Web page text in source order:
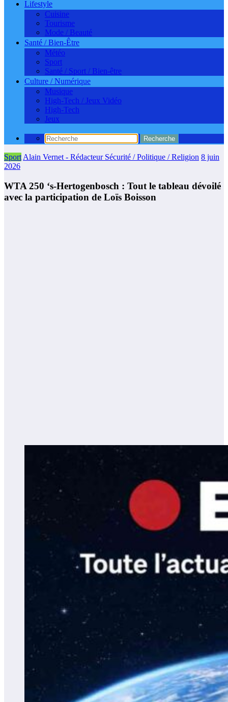
Lifestyle
Cuisine
Tourisme
Mode / Beauté
Santé / Bien-Être
Météo
Sport
Santé / Sport / Bien-être
Culture / Numérique
Musique
High-Tech / Jeux Vidéo
High-Tech
Jeux
Sport Alain Vernet - Rédacteur Sécurité / Politique / Religion 8 juin
2026
WTA 250 ‘s-Hertogenbosch : Tout le tableau dévoilé
avec la participation de Loïs Boisson